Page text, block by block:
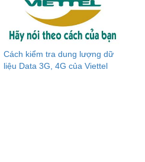
Cách kiểm tra dung lượng dữ
liệu Data 3G, 4G của Viettel